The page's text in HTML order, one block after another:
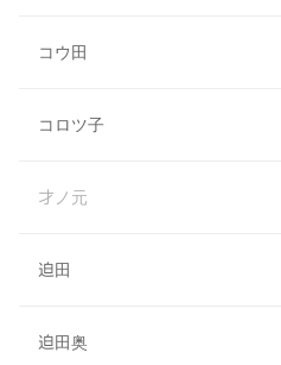
コウ田
コロツ子
才ノ元
迫田
迫田奥